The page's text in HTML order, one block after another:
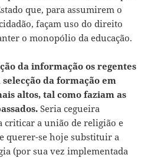
que, para assumirem o
façam uso do direito
o monopólio da educação.
da informação os regentes
da formação em
altos, tal como faziam as
Seria cegueira
criticar a união de religião e
querer-se hoje substituir a
(por sua vez implementada